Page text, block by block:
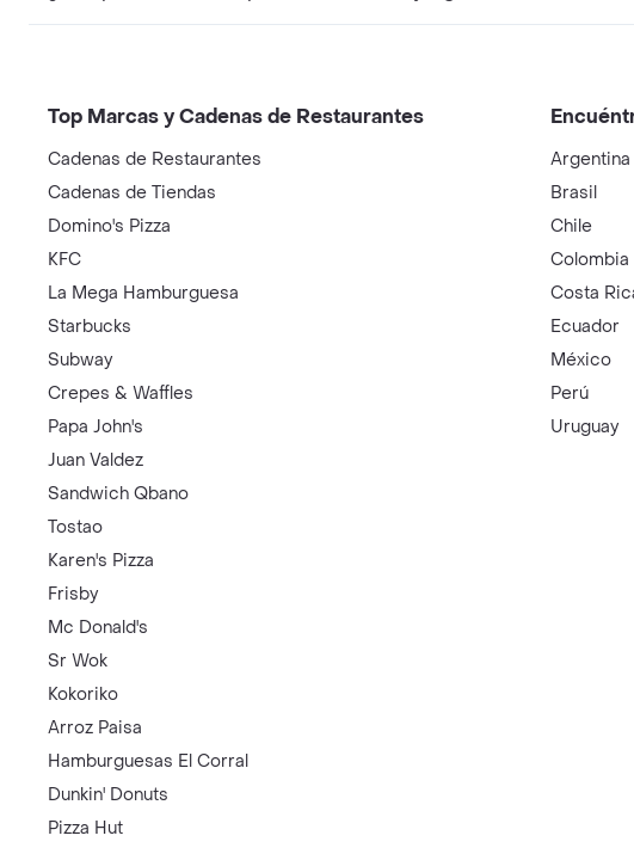
Top Marcas y Cadenas de Restaurantes
Cadenas de Restaurantes
Cadenas de Tiendas
Domino's Pizza
KFC
La Mega Hamburguesa
Starbucks
Subway
Crepes & Waffles
Papa John's
Juan Valdez
Sandwich Qbano
Tostao
Karen's Pizza
Frisby
Mc Donald's
Sr Wok
Kokoriko
Arroz Paisa
Hamburguesas El Corral
Dunkin' Donuts
Pizza Hut
Argentina
Brasil
Chile
Colombia
Costa
Ecuador
México
Perú
Uruguay